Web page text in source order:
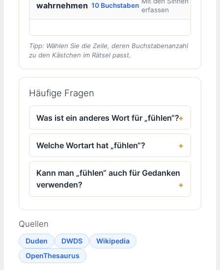
wahrnehmen 10 Buchstaben
erfassen
Tipp: Wählen Sie die Zeile, deren Buchstabenanzahl
zu den Kästchen im Rätsel passt.
Häufige Fragen
Was ist ein anderes Wort für „fühlen“?
Welche Wortart hat „fühlen“?
Kann man „fühlen“ auch für Gedanken
verwenden?
Quellen
Duden DWDS
Wikipedia
OpenThesaurus